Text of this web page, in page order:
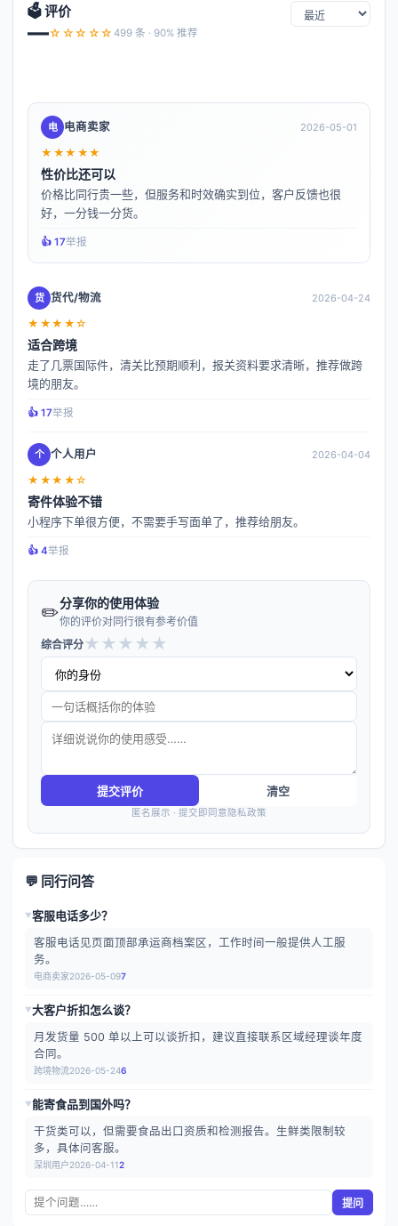
🗳️ 评价
—☆☆☆☆☆ 499 条 · 90% 推荐
电 电商卖家 2026-05-01
★★★★★
性价比还可以
价格比同行贵一些，但服务和时效确实到位，客户反馈也很
好，一分钱一分货。
👍️ 17举报
货 货代/物流 2026-04-24
★★★★☆
适合跨境
走了几票国际件，清关比预期顺利，报关资料要求清晰，推荐做跨
境的朋友。
👍️ 17举报
个 个人用户 2026-04-04
★★★★☆
寄件体验不错
小程序下单很方便，不需要手写面单了，推荐给朋友。
👍️ 4举报
✏️分享你的使用体验
你的评价对同行很有参考价值
综合评分★ ★ ★ ★ ★
提交评价 清空
匿名展示 · 提交即同意隐私政策
💬 同行问答
▶客服电话多少？
客服电话见页面顶部承运商档案区，工作时间一般提供人工服
务。
电商卖家2026-05-097
▶大客户折扣怎么谈？
月发货量 500 单以上可以谈折扣，建议直接联系区域经理谈年度
合同。
跨境物流2026-05-246
▶能寄食品到国外吗？
干货类可以，但需要食品出口资质和检测报告。生鲜类限制较
多，具体问客服。
深圳用户2026-04-112
提问